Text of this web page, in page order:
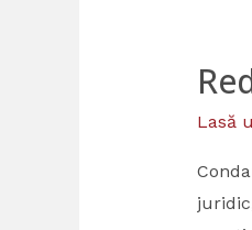
Lasă
după